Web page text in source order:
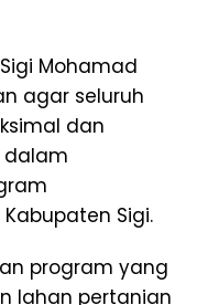
Mohamad
agar seluruh
dan
dalam
Sigi.
program yang
lahan pertanian